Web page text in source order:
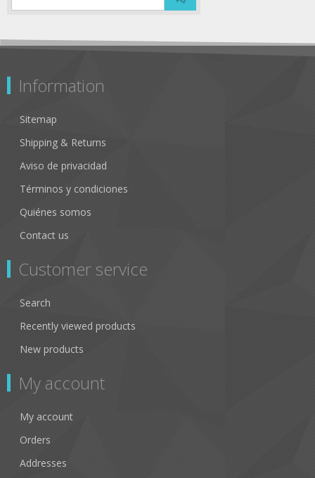
Information
Sitemap
Shipping & Returns
Aviso de privacidad
Términos y condiciones
Quiénes somos
Contact us
Customer service
Search
Recently viewed products
New products
My account
My account
Orders
Addresses